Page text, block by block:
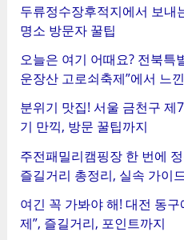
두류정수장후적지에서 보내
명소 방문자 꿀팁
오늘은 여기 어때요? 전북특
운장산 고로쇠축제”에서 느
분위기 맛집! 서울 금천구 제
기 만끽, 방문 꿀팁까지
주전패밀리캠핑장 한 번에
즐길거리 총정리, 실속 가이
여긴 꼭 가봐야 해! 대전 동
제”, 즐길거리, 포인트까지